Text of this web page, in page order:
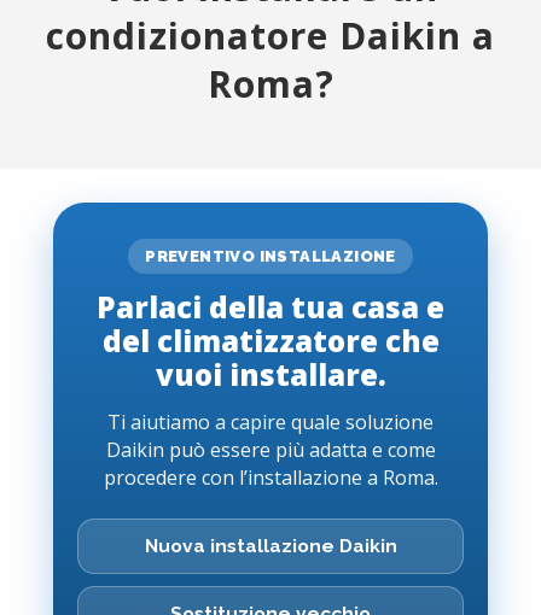
condizionatore Daikin a
Roma?
PREVENTIVO INSTALLAZIONE
Parlaci della tua casa e
del climatizzatore che
vuoi installare.
Ti aiutiamo a capire quale soluzione
Daikin può essere più adatta e come
procedere con l’installazione a Roma.
Nuova installazione Daikin